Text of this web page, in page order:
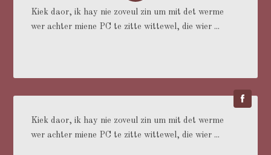
Kiek daor, ik hay nie zoveul zin um mit det werme
wer achter miene PC te zitte wittewel, die wier ...
Kiek daor, ik hay nie zoveul zin um mit det werme
wer achter miene PC te zitte wittewel, die wier ...